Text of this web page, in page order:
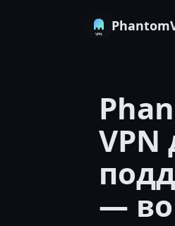
VPN
—